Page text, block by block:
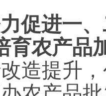
力促进一
育农产品
造提升